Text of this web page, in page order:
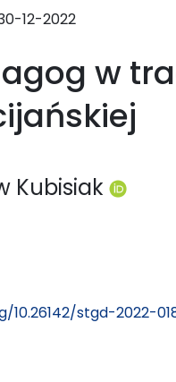
12-2022
w
Kubisiak
10.26142/stgd-2022-